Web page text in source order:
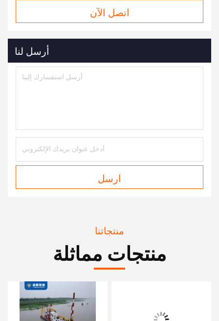
اتصل الآن
أرسل لنا
ارسل
منتجاتنا
منتجات مماثلة